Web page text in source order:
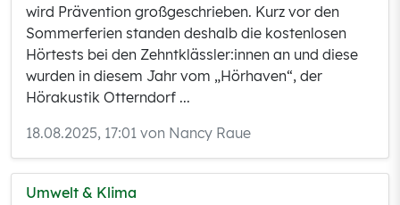
wird Prävention großgeschrieben. Kurz vor den
Sommerferien standen deshalb die kostenlosen
Hörtests bei den Zehntklässler:innen an und diese
wurden in diesem Jahr vom „Hörhaven“, der
Hörakustik Otterndorf ...
18.08.2025, 17:01 von Nancy Raue
Umwelt & Klima